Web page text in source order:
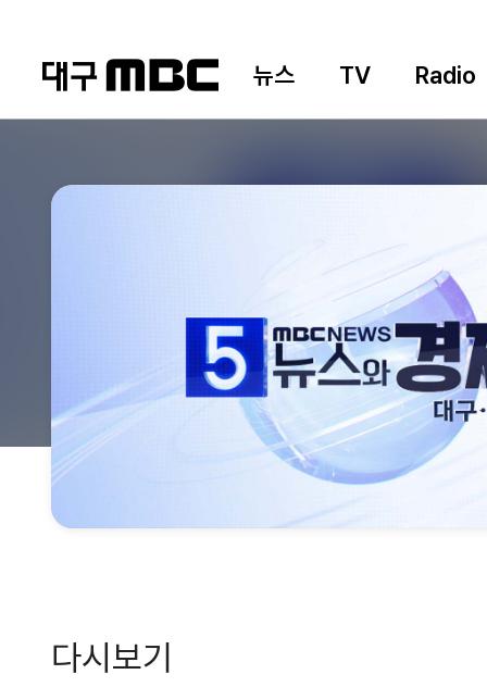
뉴스 TV Radio
다시보기